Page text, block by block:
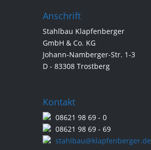
Anschrift
Stahlbau Klapfenberger
GmbH & Co. KG
Johann-Namberger-Str. 1-3
D - 83308 Trostberg
Kontakt
08621 98 69 - 0
08621 98 69 - 69
stahlbau@klapfenberger.de